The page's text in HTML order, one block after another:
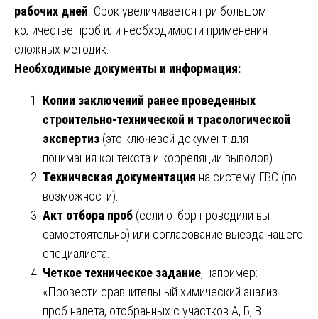
рабочих дней . Срок увеличивается при большом
количестве проб или необходимости применения
сложных методик.
Необходимые документы и информация:
Копии заключений ранее проведенных
строительно-технической и трасологической
экспертиз (это ключевой документ для
понимания контекста и корреляции выводов).
Техническая документация на систему ГВС (по
возможности).
Акт отбора проб (если отбор проводили вы
самостоятельно) или согласование выезда нашего
специалиста.
Четкое техническое задание, например:
«Провести сравнительный химический анализ
проб налета, отобранных с участков А, Б, В